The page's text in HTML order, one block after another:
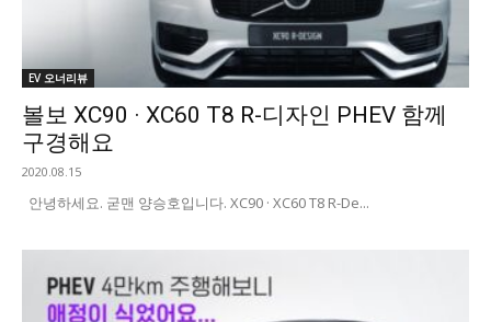
EV 오너리뷰
볼보 XC90 · XC60 T8 R-디자인 PHEV 함께
구경해요
2020.08.15
안녕하세요. 굳맨 양승호입니다. XC90 · XC60 T8 R-De...